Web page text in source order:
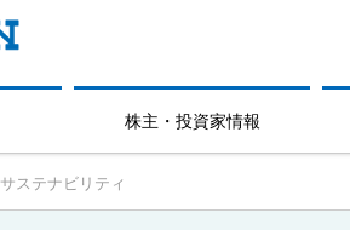
株主・投資家情報
サステナビリティ